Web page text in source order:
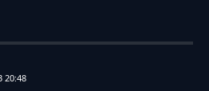
20:48